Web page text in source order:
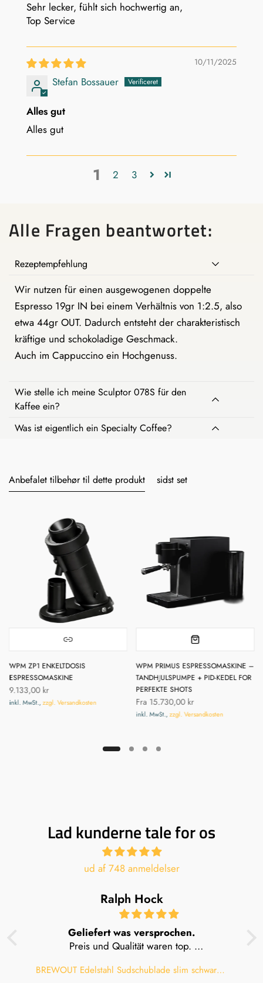
Sehr lecker, fühlt sich hochwertig an,
Top Service
10/11/2025
Stefan Bossauer
Alles gut
Alles gut
1 2 3
Alle Fragen beantwortet:
Rezeptempfehlung
Wir nutzen für einen ausgewogenen doppelte
Espresso 19gr IN bei einem Verhältnis von 1:2.5, also
etwa 44gr OUT. Dadurch entsteht der charakteristisch
kräftige und schokoladige Geschmack.
Auch im Cappuccino ein Hochgenuss.
Wie stelle ich meine Sculptor 078S für den
Kaffee ein?
Was ist eigentlich ein Specialty Coffee?
Anbefalet tilbehør til dette produkt sidst set
WPM ZP1 ENKELTDOSIS
ESPRESSOMASKINE
9.133,00 kr
inkl. MwSt.,zzgl. Versandkosten
WPM PRIMUS ESPRESSOMASKINE –
TANDHJULSPUMPE + PID-KEDEL FOR
PERFEKTE SHOTS
Fra 15.730,00 kr
inkl. MwSt.,zzgl. Versandkosten
Lad kunderne tale for os
ud af 748 anmeldelser
Ralph Hock
Geliefert was versprochen.
Preis und Qualität waren top.
Brewout entscheiden.
BREWOUT Edelstahl Sudschublade slim schwarz mit Holzgriff klein